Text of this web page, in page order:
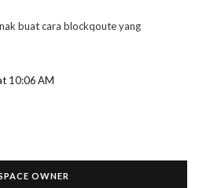
buat cara blockqoute yang
10:06 AM
OWNER